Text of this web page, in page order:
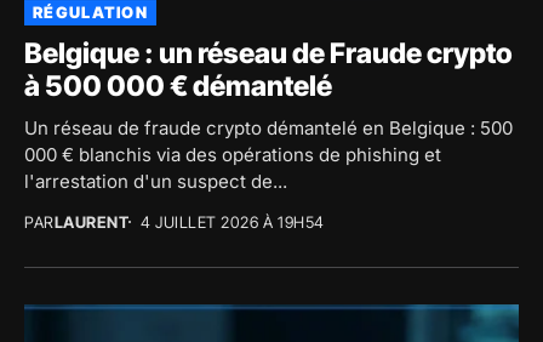
RÉGULATION
Belgique : un réseau de Fraude crypto
à 500 000 € démantelé
Un réseau de fraude crypto démantelé en Belgique : 500
000 € blanchis via des opérations de phishing et
l'arrestation d'un suspect de...
PARLAURENT 4 JUILLET 2026 À 19H54